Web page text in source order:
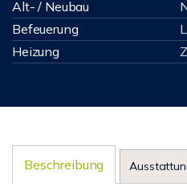
Alt- / Neubau
Befeuerung
Heizung
Beschreibung